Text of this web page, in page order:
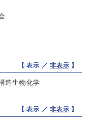
【 表示 ／非表示 】
造生物化学
【 表示 ／非表示 】